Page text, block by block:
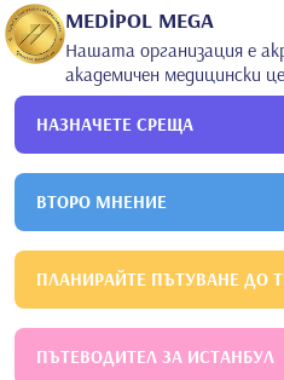
MEDİPOL MEGA
Нашата организация е
академичен медицински
НАЗНАЧЕТЕ СРЕЩА
ВТОРО МНЕНИЕ
ПЛАНИРАЙТЕ ПЪТУВАНЕ ДО
ПЪТЕВОДИТЕЛ ЗА ИСТАНБУЛ